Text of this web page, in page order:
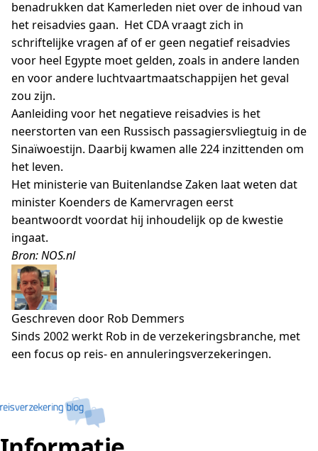
benadrukken dat Kamerleden niet over de inhoud van
het reisadvies gaan. Het CDA vraagt zich in
schriftelijke vragen af of er geen negatief reisadvies
voor heel Egypte moet gelden, zoals in andere landen
en voor andere luchtvaartmaatschappijen het geval
zou zijn.
Aanleiding voor het negatieve reisadvies is het
neerstorten van een Russisch passagiersvliegtuig in de
Sinaïwoestijn. Daarbij kwamen alle 224 inzittenden om
het leven.
Het ministerie van Buitenlandse Zaken laat weten dat
minister Koenders de Kamervragen eerst
beantwoordt voordat hij inhoudelijk op de kwestie
ingaat.
Bron: NOS.nl
Geschreven door Rob Demmers
Sinds 2002 werkt Rob in de verzekeringsbranche, met
een focus op reis- en annuleringsverzekeringen.